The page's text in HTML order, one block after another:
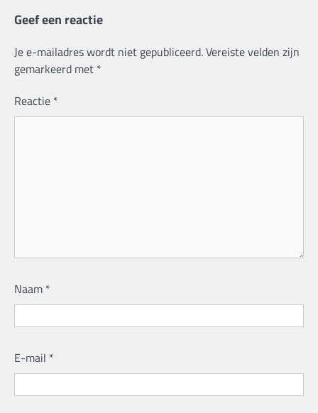
Geef een reactie
Je e-mailadres wordt niet gepubliceerd.Vereiste velden zijn
gemarkeerd met *
Reactie *
Naam *
E-mail *